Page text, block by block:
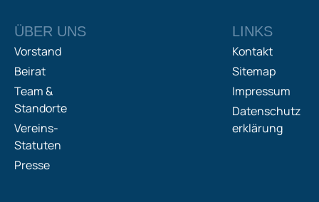
ÜBER UNS
Vorstand
Beirat
Team &
Standorte
Vereins-
Statuten
Presse
LINKS
Kontakt
Sitemap
Impressum
Datenschutz
erklärung